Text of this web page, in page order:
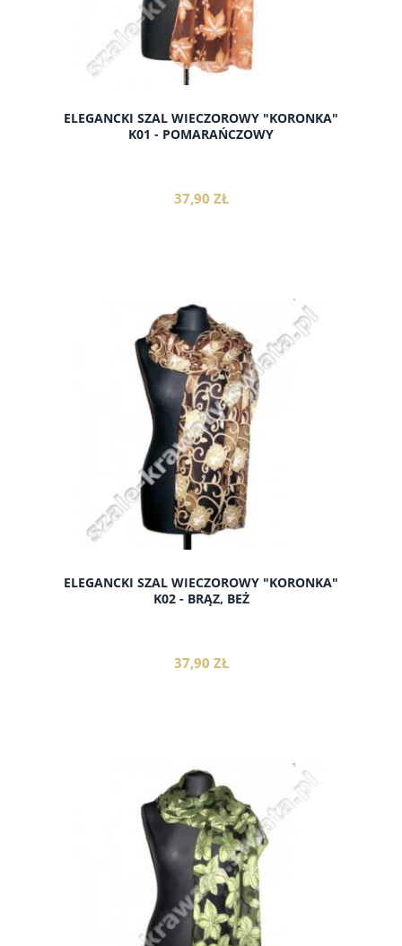
ELEGANCKI SZAL WIECZOROWY "KORONKA"
K01 - POMARAŃCZOWY
37,90 ZŁ
do koszyka
ELEGANCKI SZAL WIECZOROWY "KORONKA"
K02 - BRĄZ, BEŻ
37,90 ZŁ
do koszyka